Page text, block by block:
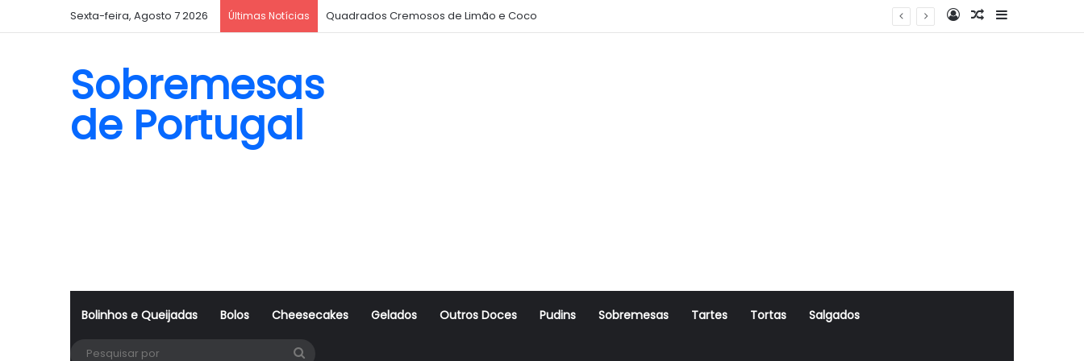
Sexta-feira, Agosto 7 2026 Últimas Notícias Quadrados Cremosos de Limão e Coco Log InArtigo Aleatório
Sidebar
Sobremesas
de Portugal
Bolinhos e Queijadas Bolos Cheesecakes Gelados Outros Doces Pudins Sobremesas Tartes Tortas Salgados